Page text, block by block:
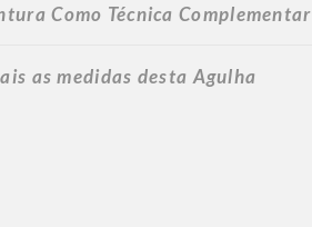
Como Técnica Complementar
as medidas desta Agulha